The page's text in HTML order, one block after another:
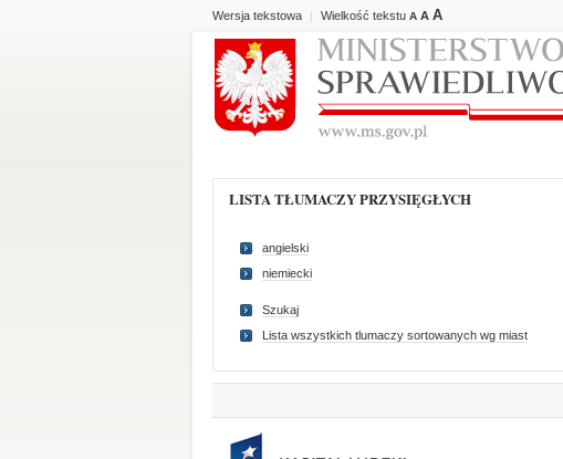
Wersja tekstowa | Wielkość tekstu A A A
LISTA TŁUMACZY PRZYSIĘGŁYCH
angielski
niemiecki
Szukaj
Lista wszystkich tlumaczy sortowanych wg miast